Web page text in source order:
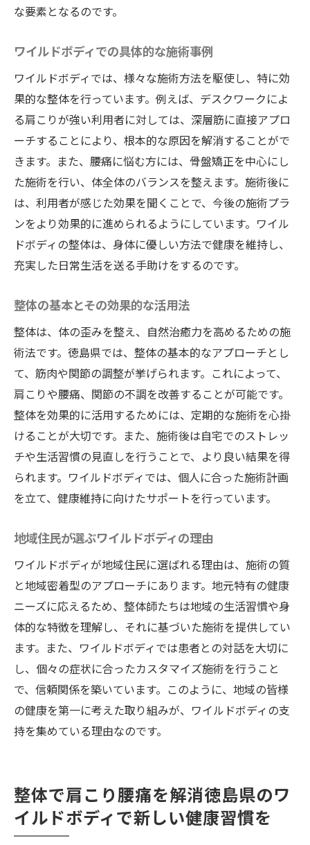
施術における革新的アプローチ
技術が変える整体の未来
徳島県で整体を学ぶワイルドボディが提供する
心地よい施術とは
施術を通じて学ぶ整体の基本
ワイルドボディでの学びと実践
整体を学ぶことで得られる健康効果
施術者から学ぶ整体の知識
学ぶことで深まる整体への理解
整体の教育と実践の場としてのワイルドボ
ディ
な生活の第一歩
整体を通じた健康的なライフスタイルの提
案
健康的な生活を送るための整体活用法
ワイルドボディでの初めての整体体験
健康生活を支える定期的な整体
整体を通じたライフスタイルの変革
ワイルドボディから始まる健康への道
整体で生活の質向上徳島県ワイルドボディの評
整体による生活の質向上の実証
ワイルドボディの評判が示す信頼性
利用者の声から見る整体の効果
生活の質に貢献する整体の役割
整体の効果を最大限に活かす方法
徳島県での整体の進化とその影響
な要素となるのです。
ワイルドボディでの具体的な施術事例
ワイルドボディでは、様々な施術方法を駆使し、特に効
果的な整体を行っています。例えば、デスクワークによ
る肩こりが強い利用者に対しては、深層筋に直接アプロ
ーチすることにより、根本的な原因を解消することがで
きます。また、腰痛に悩む方には、骨盤矯正を中心にし
た施術を行い、体全体のバランスを整えます。施術後に
は、利用者が感じた効果を聞くことで、今後の施術プラ
ンをより効果的に進められるようにしています。ワイル
ドボディの整体は、身体に優しい方法で健康を維持し、
充実した日常生活を送る手助けをするのです。
整体の基本とその効果的な活用法
整体は、体の歪みを整え、自然治癒力を高めるための施
術法です。徳島県では、整体の基本的なアプローチとし
て、筋肉や関節の調整が挙げられます。これによって、
肩こりや腰痛、関節の不調を改善することが可能です。
整体を効果的に活用するためには、定期的な施術を心掛
けることが大切です。また、施術後は自宅でのストレッ
チや生活習慣の見直しを行うことで、より良い結果を得
られます。ワイルドボディでは、個人に合った施術計画
を立て、健康維持に向けたサポートを行っています。
地域住民が選ぶワイルドボディの理由
ワイルドボディが地域住民に選ばれる理由は、施術の質
と地域密着型のアプローチにあります。地元特有の健康
ニーズに応えるため、整体師たちは地域の生活習慣や身
体的な特徴を理解し、それに基づいた施術を提供してい
ます。また、ワイルドボディでは患者との対話を大切に
し、個々の症状に合ったカスタマイズ施術を行うこと
で、信頼関係を築いています。このように、地域の皆様
の健康を第一に考えた取り組みが、ワイルドボディの支
持を集めている理由なのです。
整体で肩こり腰痛を解消徳島県のワ
イルドボディで新しい健康習慣を